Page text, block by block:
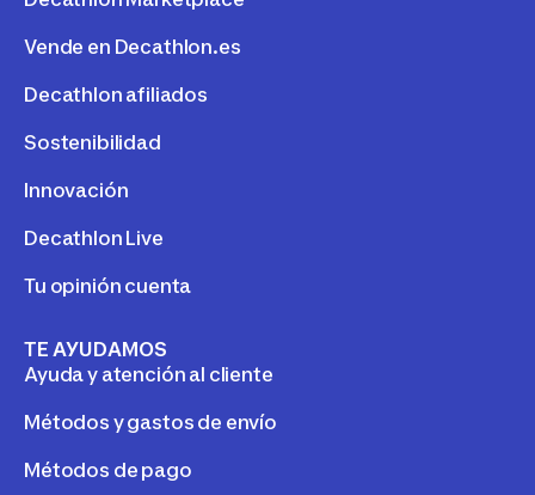
Vende en Decathlon.es
Decathlon afiliados
Sostenibilidad
Innovación
Decathlon Live
Tu opinión cuenta
TE AYUDAMOS
Ayuda y atención al cliente
Métodos y gastos de envío
Métodos de pago